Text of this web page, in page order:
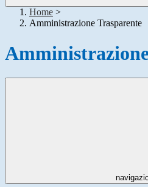
Home >
Amministrazione Trasparente